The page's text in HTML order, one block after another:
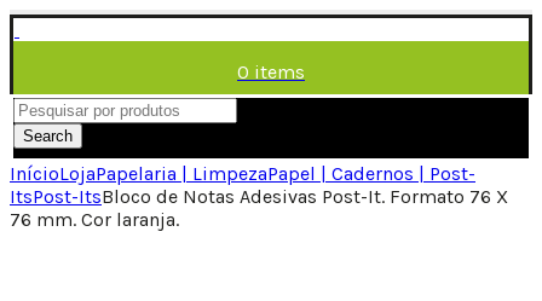
0 items
/ 0,00€
Menu
Search
InícioLojaPapelaria | LimpezaPapel | Cadernos | Post-
ItsPost-ItsBloco de Notas Adesivas Post-It. Formato 76 X
76 mm. Cor laranja.